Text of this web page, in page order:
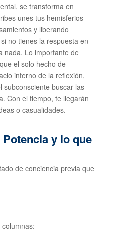
se transforma en
unes tus hemisferios
y liberando
no tienes la respuesta en
nada. Lo importante de
el solo hecho de
interno de la reflexión,
subconsciente buscar las
Con el tiempo, te llegarán
o casualidades.
y lo que
de conciencia previa que